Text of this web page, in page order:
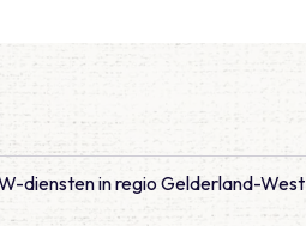
diensten in regio Gelderland-West